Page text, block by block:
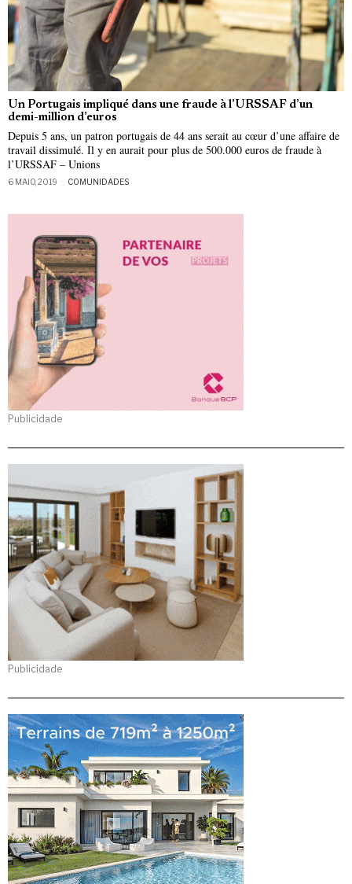
Un Portugais impliqué dans une fraude à l’URSSAF d’un
demi-million d’euros
Depuis 5 ans, un patron portugais de 44 ans serait au cœur d’une affaire de
travail dissimulé. Il y en aurait pour plus de 500.000 euros de fraude à
l’URSSAF – Unions
6 MAIO, 2019 COMUNIDADES
Publicidade
Publicidade